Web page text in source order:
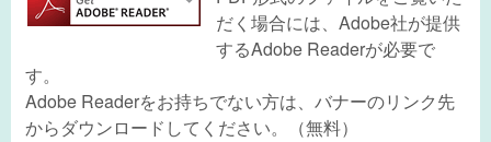
だく場合には、Adobe社が提供
するAdobe Readerが必要で
す。
Adobe Readerをお持ちでない方は、バナーのリンク先
からダウンロードしてください。（無料）